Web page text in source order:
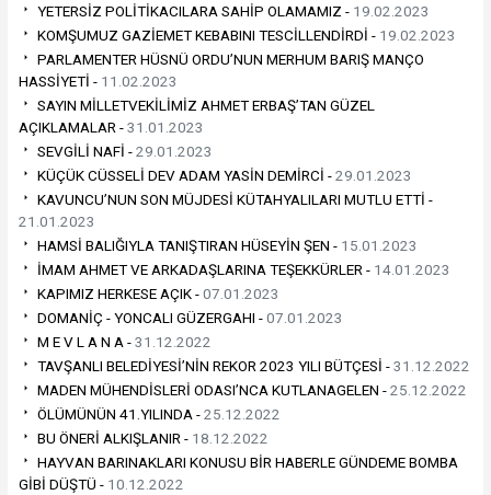
YETERSİZ POLİTİKACILARA SAHİP OLAMAMIZ - 19.02.2023
KOMŞUMUZ GAZİEMET KEBABINI TESCİLLENDİRDİ - 19.02.2023
PARLAMENTER HÜSNÜ ORDU’NUN MERHUM BARIŞ MANÇO
HASSİYETİ - 11.02.2023
SAYIN MİLLETVEKİLİMİZ AHMET ERBAŞ’TAN GÜZEL
AÇIKLAMALAR -31.01.2023
SEVGİLİ NAFİ -29.01.2023
KÜÇÜK CÜSSELİ DEV ADAM YASİN DEMİRCİ -29.01.2023
KAVUNCU’NUN SON MÜJDESİ KÜTAHYALILARI MUTLU ETTİ -
21.01.2023
HAMSİ BALIĞIYLA TANIŞTIRAN HÜSEYİN ŞEN - 15.01.2023
İMAM AHMET VE ARKADAŞLARINA TEŞEKKÜRLER - 14.01.2023
KAPIMIZ HERKESE AÇIK -07.01.2023
DOMANİÇ - YONCALI GÜZERGAHI -07.01.2023
M E V L A N A -31.12.2022
TAVŞANLI BELEDİYESİ’NİN REKOR 2023 YILI BÜTÇESİ -31.12.2022
MADEN MÜHENDİSLERİ ODASI’NCA KUTLANAGELEN -25.12.2022
ÖLÜMÜNÜN 41.YILINDA -25.12.2022
BU ÖNERİ ALKIŞLANIR - 18.12.2022
HAYVAN BARINAKLARI KONUSU BİR HABERLE GÜNDEME BOMBA
GİBİ DÜŞTÜ - 10.12.2022